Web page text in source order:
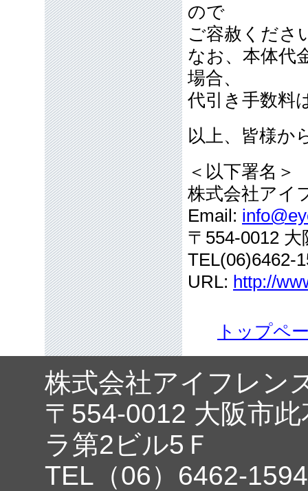
ので
ご容赦くださ
なお、本体代
場合、
代引き手数料
以上、皆様か
＜以下署名＞
株式会社アイ
Email:
〒554-0012
TEL(06)6462-
URL: http://
トップペ
株式会社アイフレン
〒554-0012 大阪市
ラ第2ビル5Ｆ
TEL（06）6462-